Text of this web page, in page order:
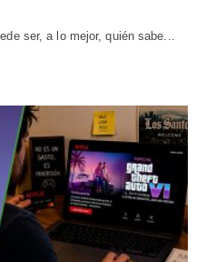
ser, a lo mejor, quién sabe...